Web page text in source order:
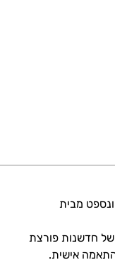
מבית
על 800 מ"ר של חדשנות פורצת
אישית.